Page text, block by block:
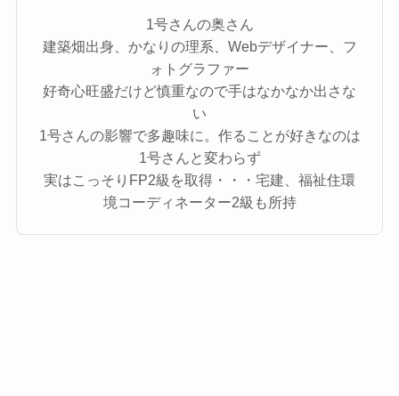
1号さんの奥さん
建築畑出身、かなりの理系、Webデザイナー、フ
ォトグラファー
好奇心旺盛だけど慎重なので手はなかなか出さな
い
1号さんの影響で多趣味に。作ることが好きなのは
1号さんと変わらず
実はこっそりFP2級を取得・・・宅建、福祉住環
境コーディネーター2級も所持